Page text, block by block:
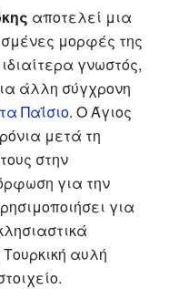
αποτελεί μια
μορφές της
γνωστός,
άλλη σύγχρονη
Παΐσιο. Ο Άγιος
μετά τη
στην
για την
για
αυλή